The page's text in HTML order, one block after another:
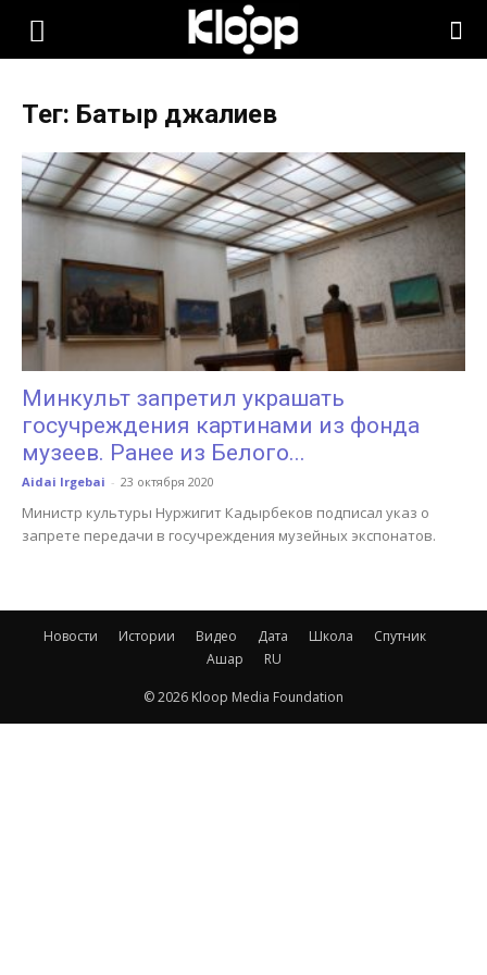
KLOOP.KG
Новости
Кыргызстана
Тег: Батыр джалиев
Минкульт запретил украшать
госучреждения картинами из фонда
музеев. Ранее из Белого...
Aidai Irgebai - 23 октября 2020
Министр культуры Нуржигит Кадырбеков подписал указ о
запрете передачи в госучреждения музейных экспонатов.
Новости Истории Видео Дата Школа
Спутник
Ашар
RU
© 2026 Kloop Media Foundation